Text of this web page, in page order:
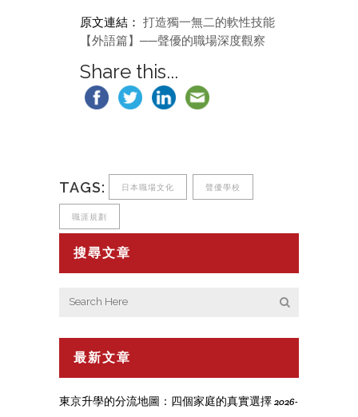
原文連結： 打造獨一無二的軟性技能
【外語篇】──聲優的職場深度觀察
Share this...
TAGS: 日本職場文化 聲優學校
職涯規劃
搜尋文章
最新文章
東京升學的分流地圖：四個家庭的真實選擇 2026-